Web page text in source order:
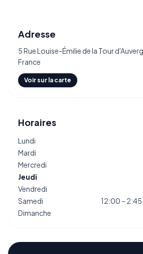
Adresse
5 Rue Louise-Émilie de la Tour
France
Voir sur la carte
Horaires
Lundi
Mardi
Mercredi
Jeudi
Vendredi
Samedi
12:00 – 2:45
Dimanche